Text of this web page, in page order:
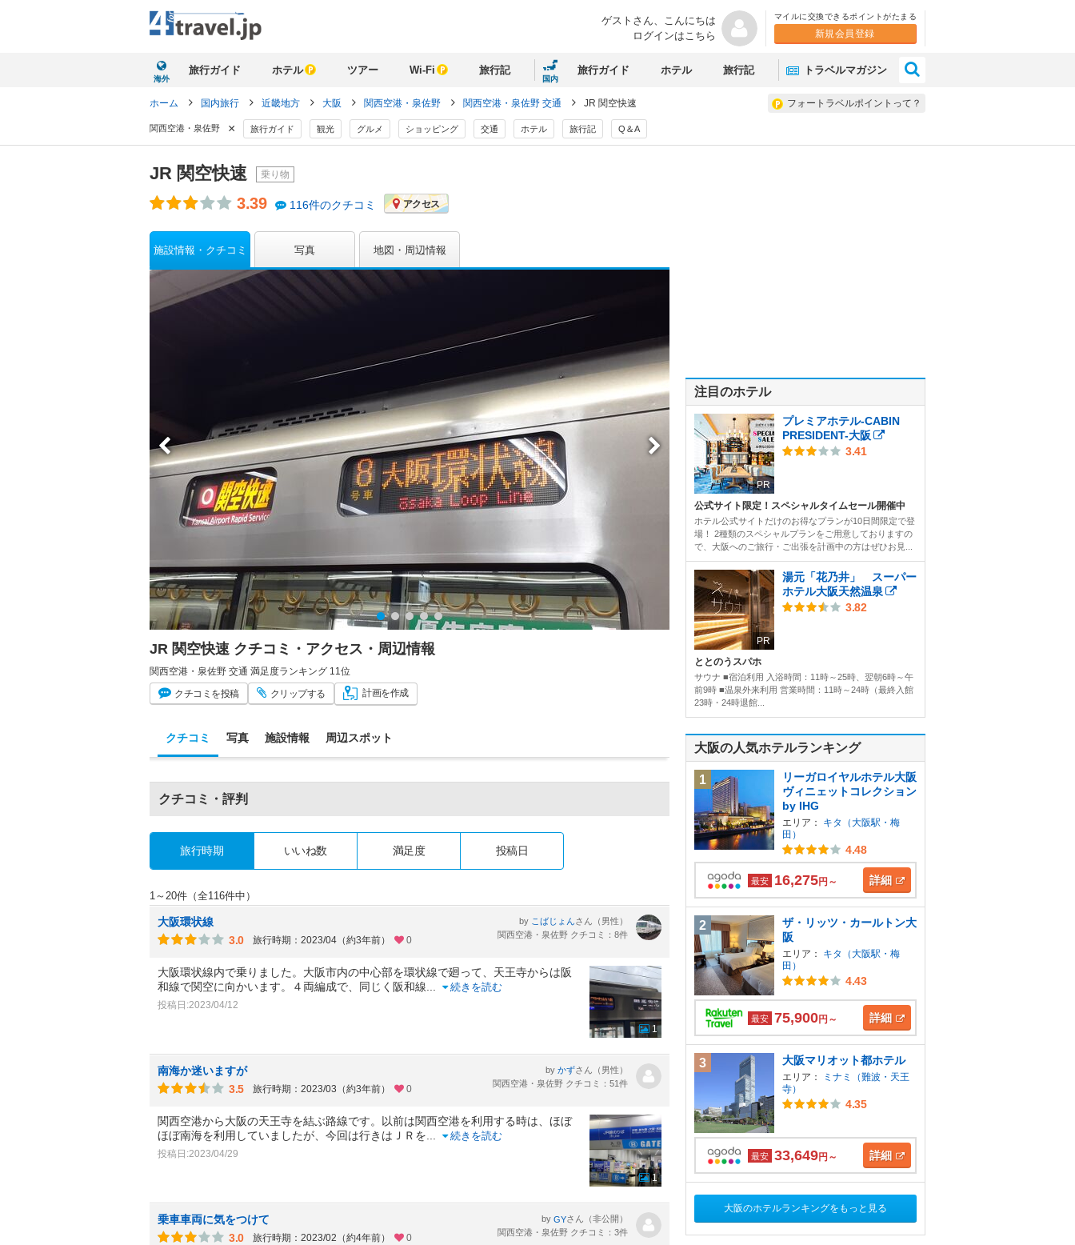
ゲストさん、 こんにちは
ログインはこちら
マイルに交換できるポイントがたまる
新規会員登録
海外
旅行ガイド ホテル ツアー Wi-Fi 旅行記
国内
旅行ガイド ホテル 旅行記 トラベルマガジン
フォートラベルポイントって？
ホーム 国内旅行 近畿地方 大阪 関西空港・泉佐野 関西空港・泉佐野 交通 JR 関空快速
関西空港・泉佐野 × 旅行ガイド 観光 グルメ ショッピング 交通 ホテル 旅行記 Q＆A
JR 関空快速 乗り物
3.39 116件のクチコミ アクセス
施設情報・クチコミ 写真 地図・周辺情報
JR 関空快速 クチコミ・アクセス・周辺情報
関西空港・泉佐野 交通 満足度ランキング 11位
クチコミ を投稿 クリップする 計画を作成
クチコミ 写真 施設情報 周辺スポット
クチコミ・評判
旅行時期 いいね数 満足度 投稿日
1～20件（全116件中）
大阪環状線
3.0
旅行時期：2023/04（約3年前） 0
by こばじょんさん（男性）
関西空港・泉佐野 クチコミ：8件
大阪環状線内で乗りました。大阪市内の中心部を環状線で廻って、天王寺からは阪
和線で関空に向かいます。４両編成で、同じく阪和線
続きを読む
投稿日:2023/04/12
1
南海か迷いますが
3.5
旅行時期：2023/03（約3年前） 0
by かずさん（男性）
関西空港・泉佐野 クチコミ：51件
関西空港から大阪の天王寺を結ぶ路線です。以前は関西空港を利用する時は、ほぼ
ほぼ南海を利用していましたが、今回は行きはＪＲを
続きを読む
投稿日:2023/04/29
1
乗車車両に気をつけて
3.0
旅行時期：2023/02（約4年前） 0
by GYさん（非公開）
関西空港・泉佐野 クチコミ：3件
注目のホテル
PR
プレミアホテル-CABIN
PRESIDENT-大阪
3.41
公式サイト限定！スペシャルタイムセール開催中
ホテル公式サイトだけのお得なプランが10日間限定で登
場！ 2種類のスペシャルプランをご用意しておりますの
で、大阪へのご旅行・ご出張を計画中の方はぜひお見...
PR
湯元「花乃井」 スーパー
ホテル大阪天然温泉
3.82
ととのうスパホ
サウナ ■宿泊利用 入浴時間：11時～25時、翌朝6時～午
前9時 ■温泉外来利用 営業時間：11時～24時（最終入館
23時・24時退館...
大阪の人気ホテルランキング
1
リーガロイヤルホテル大阪
ヴィニェットコレクション
by IHG
エリア： キタ（大阪駅・梅
田）
4.48
最安 16,275円～ 詳細
2
ザ・リッツ・カールトン大
阪
エリア： キタ（大阪駅・梅
田）
4.43
最安 75,900円～ 詳細
3 大阪マリオット都ホテル
エリア：
ミナミ（難波・天王
寺）
4.35
最安 33,649円～ 詳細
大阪のホテルランキングをもっと見る